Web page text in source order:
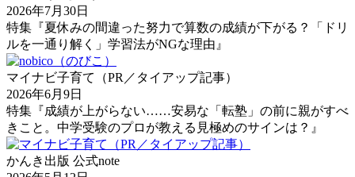
2026年7月30日
特集『夏休みの間違った努力で算数の成績が下がる？「ドリ
ルを一通り解く」学習法がNGな理由』
マイナビ子育て（PR／タイアップ記事）
2026年6月9日
特集『成績が上がらない……安易な「転塾」の前に親がすべ
きこと。中学受験のプロが教える見極めのサインは？』
かんき出版 公式note